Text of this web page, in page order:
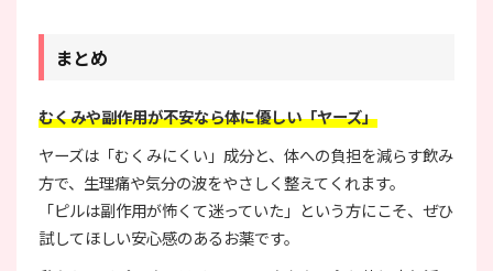
まとめ
むくみや副作用が不安なら体に優しい「ヤーズ」
ヤーズは「むくみにくい」成分と、体への負担を減らす飲み
方で、生理痛や気分の波をやさしく整えてくれます。
「ピルは副作用が怖くて迷っていた」という方にこそ、ぜひ
試してほしい安心感のあるお薬です。